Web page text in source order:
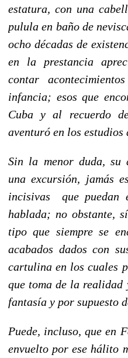
estatura, con una
pulula en baño de
ocho décadas de
en la prestancia
contar
infancia; esos que
Cuba y al recuerdo
aventuró en los estudios
Sin la menor duda, su
una excursión, jamás
incisivas que puedan
hablada; no obstante,
tipo que siempre se
acabados dados con
cartulina en los cuales
que toma de la
fantasía y por supuesto
Puede, incluso, que en
envuelto por ese hálito